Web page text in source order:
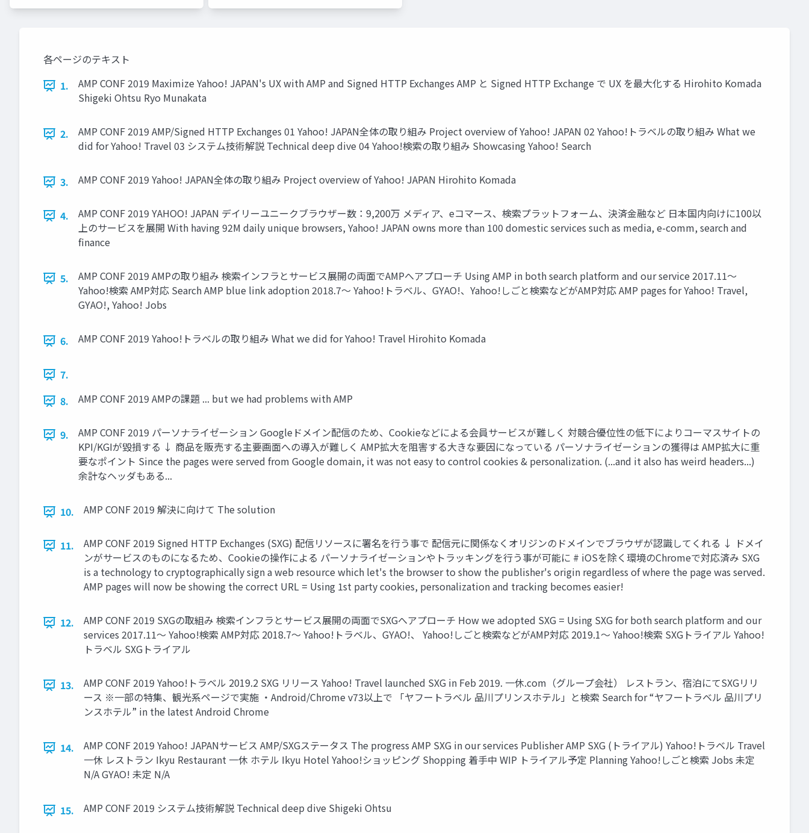
各ページのテキスト
1.
AMP CONF 2019 Maximize Yahoo! JAPAN's UX with AMP and Signed HTTP Exchanges AMP と Signed HTTP Exchange で UX を最大化する Hirohito Komada
Shigeki Ohtsu Ryo Munakata
2.
AMP CONF 2019 AMP/Signed HTTP Exchanges 01 Yahoo! JAPAN全体の取り組み Project overview of Yahoo! JAPAN 02 Yahoo!トラベルの取り組み What we
did for Yahoo! Travel 03 システム技術解説 Technical deep dive 04 Yahoo!検索の取り組み Showcasing Yahoo! Search
3. AMP CONF 2019 Yahoo! JAPAN全体の取り組み Project overview of Yahoo! JAPAN Hirohito Komada
4.
AMP CONF 2019 YAHOO! JAPAN デイリーユニークブラウザー数：9,200万 メディア、eコマース、検索プラットフォーム、決済金融など 日本国内向けに100以
上のサービスを展開 With having 92M daily unique browsers, Yahoo! JAPAN owns more than 100 domestic services such as media, e-comm, search and
finance
5.
AMP CONF 2019 AMPの取り組み 検索インフラとサービス展開の両面でAMPへアプローチ Using AMP in both search platform and our service 2017.11～
Yahoo!検索 AMP対応 Search AMP blue link adoption 2018.7～ Yahoo!トラベル、GYAO!、Yahoo!しごと検索などがAMP対応 AMP pages for Yahoo! Travel,
GYAO!, Yahoo! Jobs
6. AMP CONF 2019 Yahoo!トラベルの取り組み What we did for Yahoo! Travel Hirohito Komada
7.
8.
AMP CONF 2019 AMPの課題 ... but we had problems with AMP
9.
AMP CONF 2019 パーソナライゼーション Googleドメイン配信のため、Cookieなどによる会員サービスが難しく 対競合優位性の低下によりコーマスサイトの
KPI/KGIが毀損する ↓ 商品を販売する主要画面への導入が難しく AMP拡大を阻害する大きな要因になっている パーソナライゼーションの獲得は AMP拡大に重
要なポイント Since the pages were served from Google domain, it was not easy to control cookies & personalization. (...and it also has weird headers...)
余計なヘッダもある...
10. AMP CONF 2019 解決に向けて The solution
11.
AMP CONF 2019 Signed HTTP Exchanges (SXG) 配信リソースに署名を行う事で 配信元に関係なくオリジンのドメインでブラウザが認識してくれる ↓ ドメイ
ンがサービスのものになるため、Cookieの操作による パーソナライゼーションやトラッキングを行う事が可能に # iOSを除く環境のChromeで対応済み SXG
is a technology to cryptographically sign a web resource which let's the browser to show the publisher's origin regardless of where the page was served.
AMP pages will now be showing the correct URL = Using 1st party cookies, personalization and tracking becomes easier!
12.
AMP CONF 2019 SXGの取組み 検索インフラとサービス展開の両面でSXGへアプローチ How we adopted SXG = Using SXG for both search platform and our
services 2017.11～ Yahoo!検索 AMP対応 2018.7～ Yahoo!トラベル、GYAO!、 Yahoo!しごと検索などがAMP対応 2019.1～ Yahoo!検索 SXGトライアル Yahoo!
トラベル SXGトライアル
13.
AMP CONF 2019 Yahoo!トラベル 2019.2 SXG リリース Yahoo! Travel launched SXG in Feb 2019. 一休.com（グループ会社） レストラン、宿泊にてSXGリリ
ース ※一部の特集、観光系ページで実施 ・Android/Chrome v73以上で 「ヤフートラベル 品川プリンスホテル」と検索 Search for “ヤフートラベル 品川プリ
ンスホテル” in the latest Android Chrome
14.
AMP CONF 2019 Yahoo! JAPANサービス AMP/SXGステータス The progress AMP SXG in our services Publisher AMP SXG (トライアル) Yahoo!トラベル Travel
一休 レストラン Ikyu Restaurant 一休 ホテル Ikyu Hotel Yahoo!ショッピング Shopping 着手中 WIP トライアル予定 Planning Yahoo!しごと検索 Jobs 未定
N/A GYAO! 未定 N/A
15. AMP CONF 2019 システム技術解説 Technical deep dive Shigeki Ohtsu